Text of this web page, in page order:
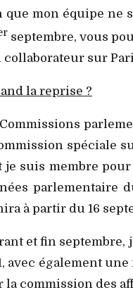
que mon équipe ne
septembre, vous
collaborateur sur
la reprise ?
spéciale
je suis membre
parlementaire
à partir du 16
et fin
avec également
la commission des